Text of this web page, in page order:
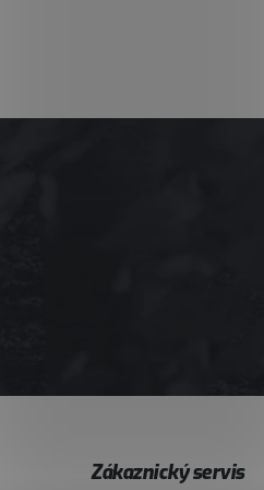
Zákaznický servis